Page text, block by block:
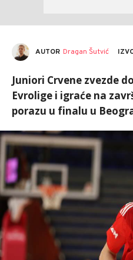
AUTOR Dragan Šutvić
Juniori Crvene zvezde
Evrolige i igraće na
porazu u finalu u